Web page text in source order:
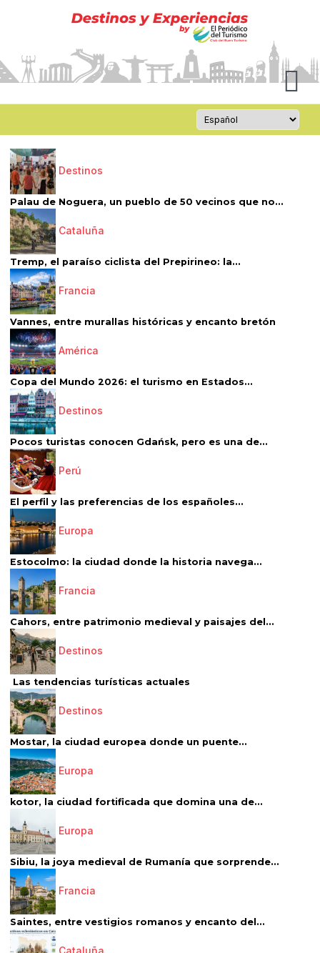
Destinos
Palau de Noguera, un pueblo de 50 vecinos que no...
Cataluña
Tremp, el paraíso ciclista del Prepirineo: la...
Francia
Vannes, entre murallas históricas y encanto bretón
América
Copa del Mundo 2026: el turismo en Estados...
Destinos
Pocos turistas conocen Gdańsk, pero es una de...
Perú
El perfil y las preferencias de los españoles...
Europa
Estocolmo: la ciudad donde la historia navega...
Francia
Cahors, entre patrimonio medieval y paisajes del...
Destinos
Las tendencias turísticas actuales
Destinos
Mostar, la ciudad europea donde un puente...
Europa
kotor, la ciudad fortificada que domina una de...
Europa
Sibiu, la joya medieval de Rumanía que sorprende...
Francia
Saintes, entre vestigios romanos y encanto del...
Cataluña